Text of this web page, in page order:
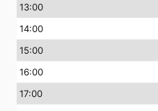
13:00
14:00
15:00
16:00
17:00